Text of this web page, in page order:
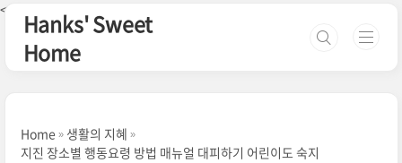
<--핀터레스트-->
본문 바로가기
Hanks' Sweet
Home
Home
생활의 지혜
지진 장소별 행동요령 방법 매뉴얼 대피하기 어린이도 숙지